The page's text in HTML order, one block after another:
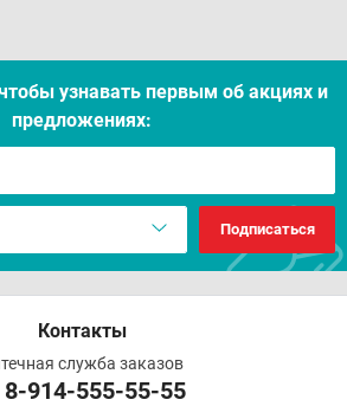
узнавать первым об акцияx и
предложениях:
Подписаться
Контакты
служба заказов
8-914-555-55-55